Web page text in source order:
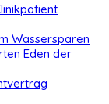
Wassersparen
Eden der